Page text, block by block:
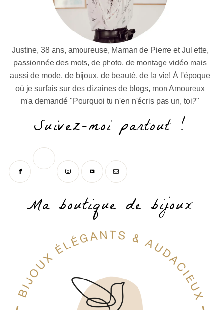
Justine, 38 ans, amoureuse, Maman de Pierre et Juliette,
passionnée des mots, de photo, de montage vidéo mais
aussi de mode, de bijoux, de beauté, de la vie! À l'époque
où je surfais sur des dizaines de blogs, mon Amoureux
m'a demandé "Pourquoi tu n'en n'écris pas un, toi?"
Suivez-moi partout !
Ma boutique de bijoux